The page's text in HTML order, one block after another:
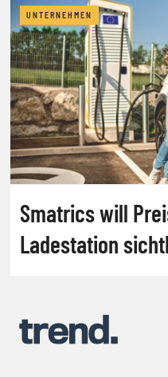
UNTERNEHMEN
Smatrics will
Ladestation